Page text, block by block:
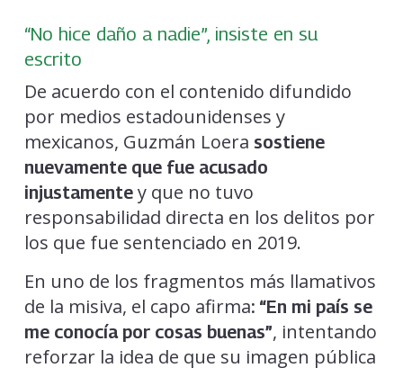
“No hice daño a nadie”, insiste en su
escrito
De acuerdo con el contenido difundido
por medios estadounidenses y
mexicanos, Guzmán Loera sostiene
nuevamente que fue acusado
injustamente y que no tuvo
responsabilidad directa en los delitos por
los que fue sentenciado en 2019.
En uno de los fragmentos más llamativos
de la misiva, el capo afirma: “En mi país se
me conocía por cosas buenas”, intentando
reforzar la idea de que su imagen pública